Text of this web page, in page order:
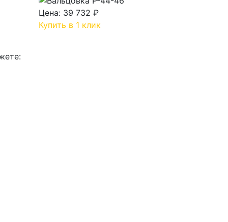
Цена: 39 732 ₽
Купить в 1 клик